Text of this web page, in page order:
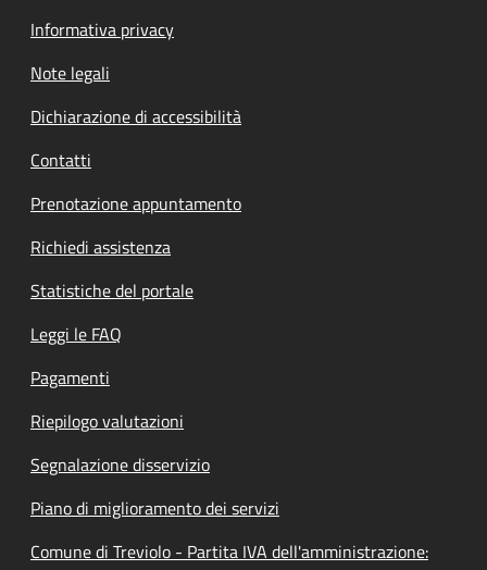
Informativa privacy
Note legali
Dichiarazione di accessibilità
Contatti
Prenotazione appuntamento
Richiedi assistenza
Statistiche del portale
Leggi le FAQ
Pagamenti
Riepilogo valutazioni
Segnalazione disservizio
Piano di miglioramento dei servizi
Comune di Treviolo - Partita IVA dell'amministrazione: